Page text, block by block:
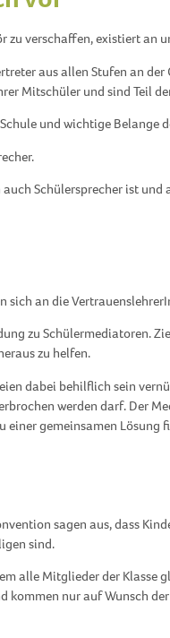
zu verschaffen, existiert an
aus allen Stufen an
Mitschüler und sind Teil
und wichtige Belange
Schülersprecher ist und
sich an die
zu Schülermediatoren.
zu helfen.
dabei behilflich sein
werden darf. Der
gemeinsamen
sagen aus, dass
sind.
alle Mitglieder der Klasse
nur auf Wunsch